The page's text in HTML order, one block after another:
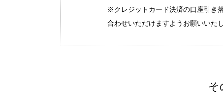
※クレジットカード決済の口座引き
合わせいただけますようお願いいたし
そ